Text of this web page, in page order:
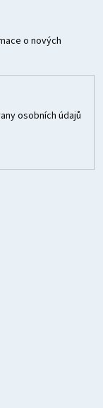
o nových
osobních údajů